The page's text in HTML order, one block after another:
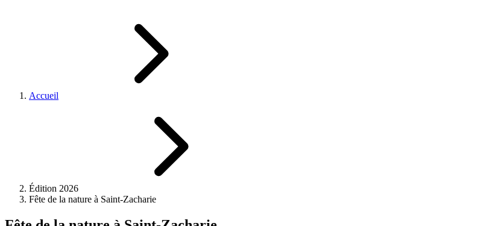
Accueil
Édition 2026
Fête de la nature à Saint-Zacharie